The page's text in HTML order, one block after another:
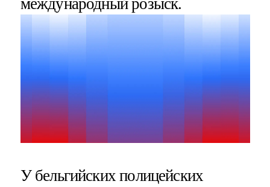
международный розыск.
У бельгийских полицейских